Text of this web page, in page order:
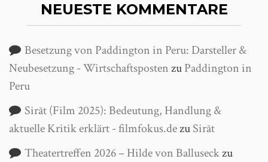
NEUESTE KOMMENTARE
Besetzung von Paddington in Peru: Darsteller &
Neubesetzung - WirtschaftspostenzuPaddington in
Peru
Sirāt (Film 2025): Bedeutung, Handlung &
aktuelle Kritik erklärt - filmfokus.dezuSirāt
Theatertreffen 2026 – Hilde von Balluseckzu